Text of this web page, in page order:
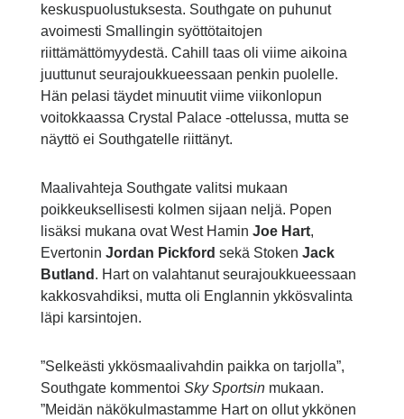
keskuspuolustuksesta. Southgate on puhunut
avoimesti Smallingin syöttötaitojen
riittämättömyydestä. Cahill taas oli viime aikoina
juuttunut seurajoukkueessaan penkin puolelle.
Hän pelasi täydet minuutit viime viikonlopun
voitokkaassa Crystal Palace -ottelussa, mutta se
näyttö ei Southgatelle riittänyt.
Maalivahteja Southgate valitsi mukaan
poikkeuksellisesti kolmen sijaan neljä. Popen
lisäksi mukana ovat West Hamin Joe Hart,
Evertonin Jordan Pickford sekä Stoken Jack
Butland . Hart on valahtanut seurajoukkueessaan
kakkosvahdiksi, mutta oli Englannin ykkösvalinta
läpi karsintojen.
”Selkeästi ykkösmaalivahdin paikka on tarjolla”,
Southgate kommentoi Sky Sportsinmukaan.
”Meidän näkökulmastamme Hart on ollut ykkönen